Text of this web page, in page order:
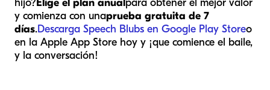
hijo?Elige el plan anualpara obtener el mejor valor
y comienza con unaprueba gratuita de 7
días.Descarga Speech Blubs en Google Play Storeo
en la Apple App Store hoy y ¡que comience el baile,
y la conversación!